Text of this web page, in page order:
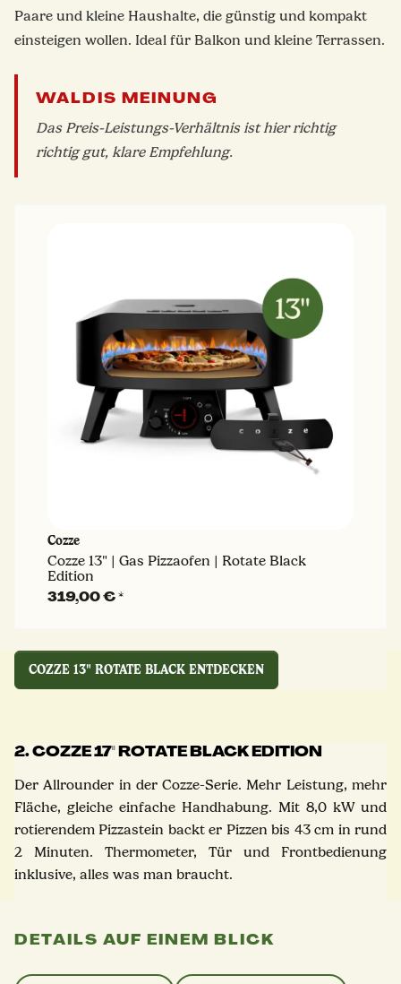
Paare und kleine Haushalte, die günstig und kompakt
einsteigen wollen. Ideal für Balkon und kleine Terrassen.
WALDIS MEINUNG
Das Preis-Leistungs-Verhältnis ist hier richtig
richtig gut, klare Empfehlung.
Cozze
Cozze 13" | Gas Pizzaofen | Rotate Black
Edition
319,00 €*
COZZE 13" ROTATE BLACK ENTDECKEN
2. COZZE 17'' ROTATE BLACK EDITION
Der Allrounder in der Cozze-Serie. Mehr Leistung, mehr
Fläche, gleiche einfache Handhabung. Mit 8,0 kW und
rotierendem Pizzastein backt er Pizzen bis 43 cm in rund
2 Minuten. Thermometer, Tür und Frontbedienung
inklusive, alles was man braucht.
DETAILS AUF EINEM BLICK